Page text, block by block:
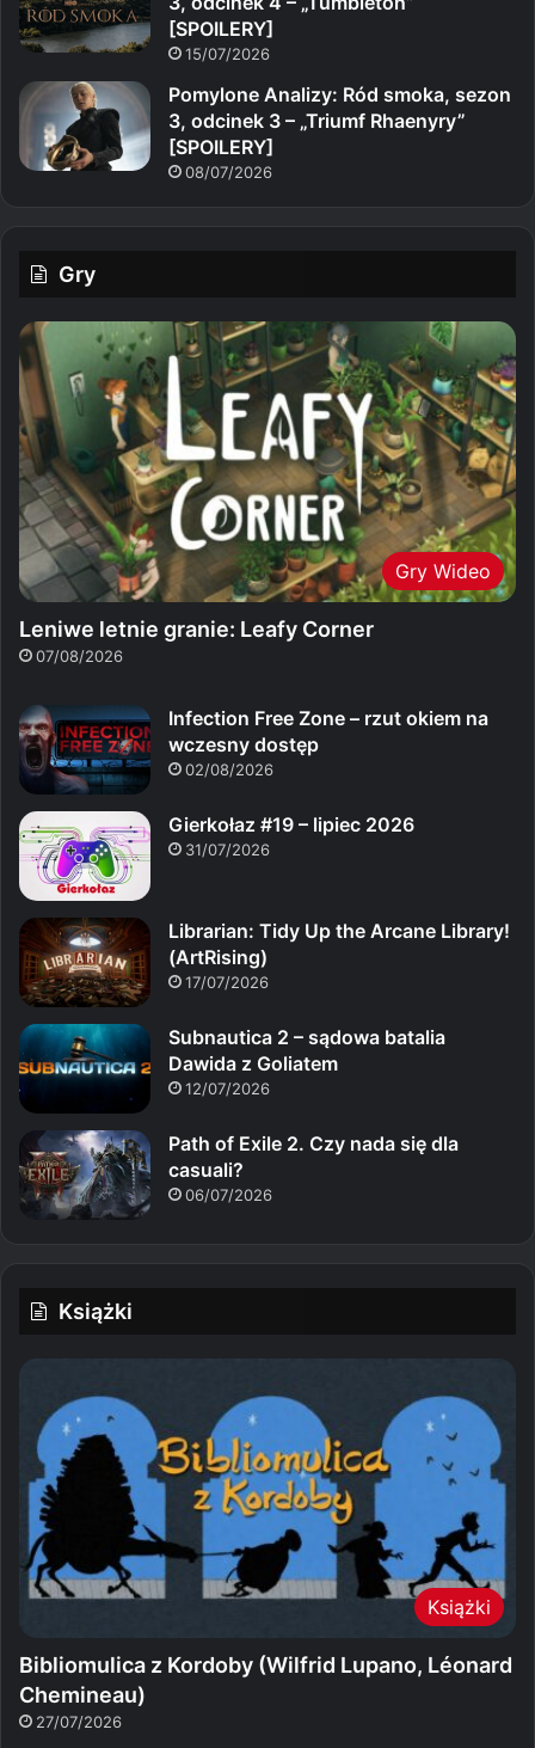
[SPOILERY]
15/07/2026
Pomylone Analizy: Ród smoka, sezon
3, odcinek 3 – „Triumf Rhaenyry”
[SPOILERY]
08/07/2026
Gry
Gry Wideo
Leniwe letnie granie: Leafy Corner
07/08/2026
Infection Free Zone – rzut okiem na
wczesny dostęp
02/08/2026
Gierkołaz #19 – lipiec 2026
31/07/2026
Librarian: Tidy Up the Arcane Library!
(ArtRising)
17/07/2026
Subnautica 2 – sądowa batalia
Dawida z Goliatem
12/07/2026
Path of Exile 2. Czy nada się dla
casuali?
06/07/2026
Książki
Książki
Bibliomulica z Kordoby (Wilfrid Lupano, Léonard
Chemineau)
27/07/2026